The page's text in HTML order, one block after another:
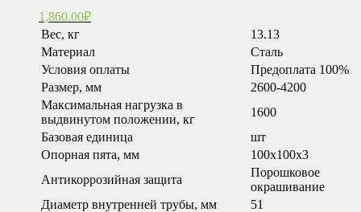
1,860.00₽
Вес, кг
13.13
Материал
Сталь
Условия оплаты
Предоплата 100%
Размер, мм
2600-4200
Максимальная нагрузка в
выдвинутом положении, кг
1600
Базовая единица
шт
Опорная пята, мм
100x100x3
Антикоррозийная защита
Порошковое
окрашивание
Диаметр внутренней трубы, мм
51